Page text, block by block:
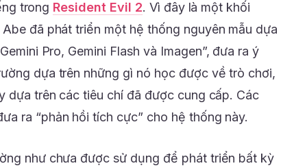
trong Resident Evil 2. Vì đây là một khối
đã phát triển một hệ thống nguyên mẫu dựa
Pro, Gemini Flash và Imagen”, đưa ra ý
dựa trên những gì nó học được về trò chơi,
dựa trên các tiêu chí đã được cung cấp. Các
ra “phản hồi tích cực” cho hệ thống này.
như chưa được sử dụng để phát triển bất kỳ